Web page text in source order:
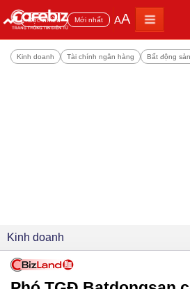
Đọc nhiều Mới nhất AA
Kinh doanh Tài chính ngân hàng Bất động sản
Kinh doanh